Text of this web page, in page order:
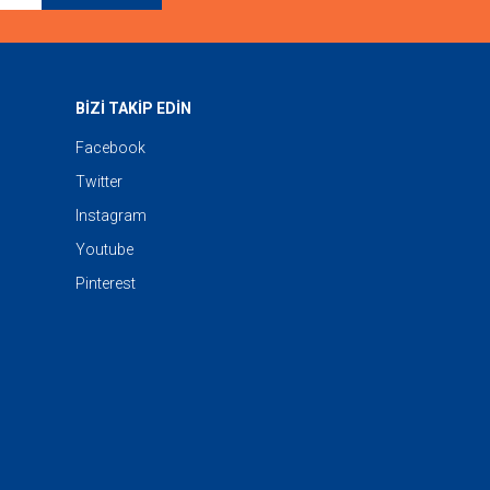
BİZİ TAKİP EDİN
Facebook
Twitter
Instagram
Youtube
Pinterest